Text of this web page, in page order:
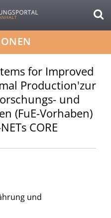
for Improved
Production'zur
und
(FuE-Vorhaben)
CORE
und